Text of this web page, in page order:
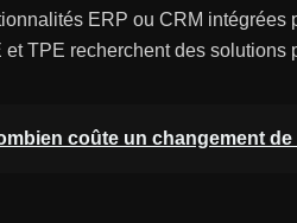
ERP ou CRM intégrées
et TPE recherchent des solutions
coûte un changement